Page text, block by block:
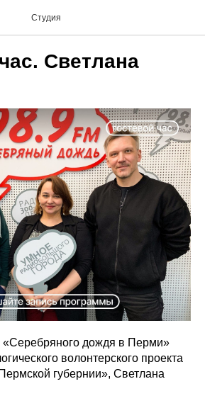
Студия
Светлана
«Серебряного дождя в Перми»
волонтерского проекта
губернии», Светлана